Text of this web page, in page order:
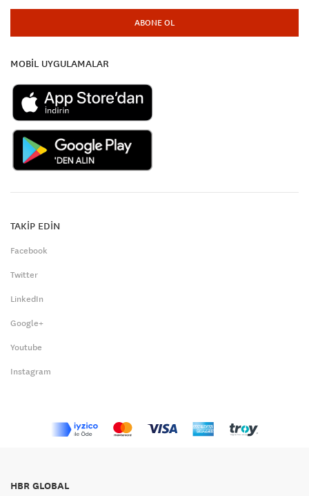
ABONE OL
MOBİL UYGULAMALAR
TAKİP EDİN
Facebook
Twitter
LinkedIn
Google+
Youtube
Instagram
HBR GLOBAL